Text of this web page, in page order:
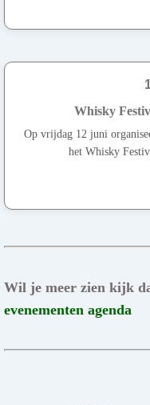
Whisky
Op vrijdag 12 juni
het Whisky
Wil je meer zien kijk
evenementen agenda